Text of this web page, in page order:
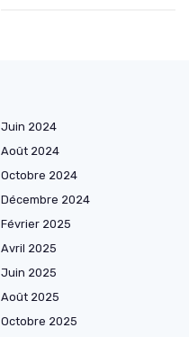
Juin 2024
Août 2024
Octobre 2024
Décembre 2024
Février 2025
Avril 2025
Juin 2025
Août 2025
Octobre 2025